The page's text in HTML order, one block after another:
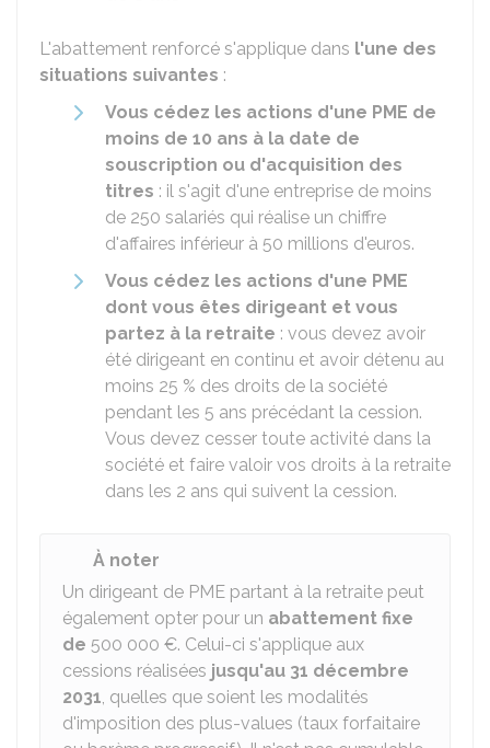
L'abattement renforcé s'applique dans l'une des
situations suivantes :
Vous cédez les actions d'une PME de
moins de 10 ans à la date de
souscription ou d'acquisition des
titres : il s'agit d'une entreprise de moins
de 250 salariés qui réalise un chiffre
d'affaires inférieur à 50 millions d'euros.
Vous cédez les actions d'une PME
dont vous êtes dirigeant et vous
partez à la retraite : vous devez avoir
été dirigeant en continu et avoir détenu au
moins 25 % des droits de la société
pendant les 5 ans précédant la cession.
Vous devez cesser toute activité dans la
société et faire valoir vos droits à la retraite
dans les 2 ans qui suivent la cession.
À noter
Un dirigeant de PME partant à la retraite peut
également opter pour un abattement fixe
de 500 000 €. Celui-ci s'applique aux
cessions réalisées jusqu'au 31 décembre
2031, quelles que soient les modalités
d'imposition des plus-values (taux forfaitaire